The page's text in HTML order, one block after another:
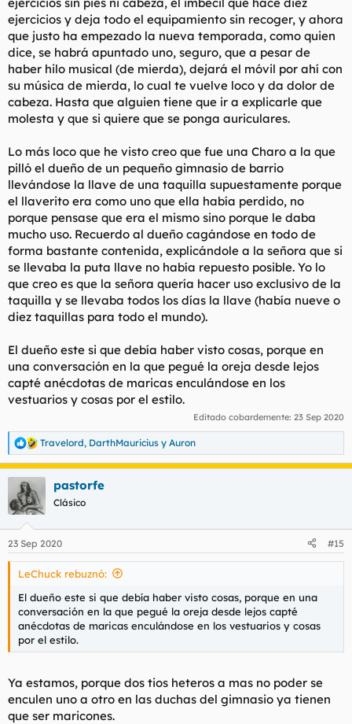
ejercicios y deja todo el equipamiento sin recoger, y ahora
que justo ha empezado la nueva temporada, como quien
dice, se habrá apuntado uno, seguro, que a pesar de
haber hilo musical (de mierda), dejará el móvil por ahí con
su música de mierda, lo cual te vuelve loco y da dolor de
cabeza. Hasta que alguien tiene que ir a explicarle que
molesta y que si quiere que se ponga auriculares.
Lo más loco que he visto creo que fue una Charo a la que
pilló el dueño de un pequeño gimnasio de barrio
llevándose la llave de una taquilla supuestamente porque
el llaverito era como uno que ella había perdido, no
porque pensase que era el mismo sino porque le daba
mucho uso. Recuerdo al dueño cagándose en todo de
forma bastante contenida, explicándole a la señora que si
se llevaba la puta llave no había repuesto posible. Yo lo
que creo es que la señora quería hacer uso exclusivo de la
taquilla y se llevaba todos los días la llave (había nueve o
diez taquillas para todo el mundo).
El dueño este si que debía haber visto cosas, porque en
una conversación en la que pegué la oreja desde lejos
capté anécdotas de maricas enculándose en los
vestuarios y cosas por el estilo.
Editado cobardemente: 23 Sep 2020
R
e
a
c
i
e
s
Travelord, DarthMauricius y Auron
pastorfe
Clásico
23 Sep 2020 #15
LeChuck rebuznó:
El dueño este si que debía haber visto cosas, porque en una
conversación en la que pegué la oreja desde lejos capté
anécdotas de maricas enculándose en los vestuarios y cosas
por el estilo.
Ya estamos, porque dos tios heteros a mas no poder se
enculen uno a otro en las duchas del gimnasio ya tienen
que ser maricones.